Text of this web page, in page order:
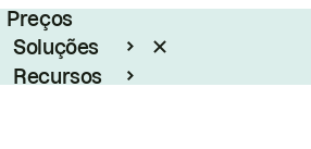
Preços
Soluções
Recursos